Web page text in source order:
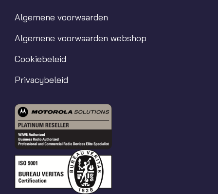
Algemene voorwaarden
Algemene voorwaarden webshop
Cookiebeleid
Privacybeleid